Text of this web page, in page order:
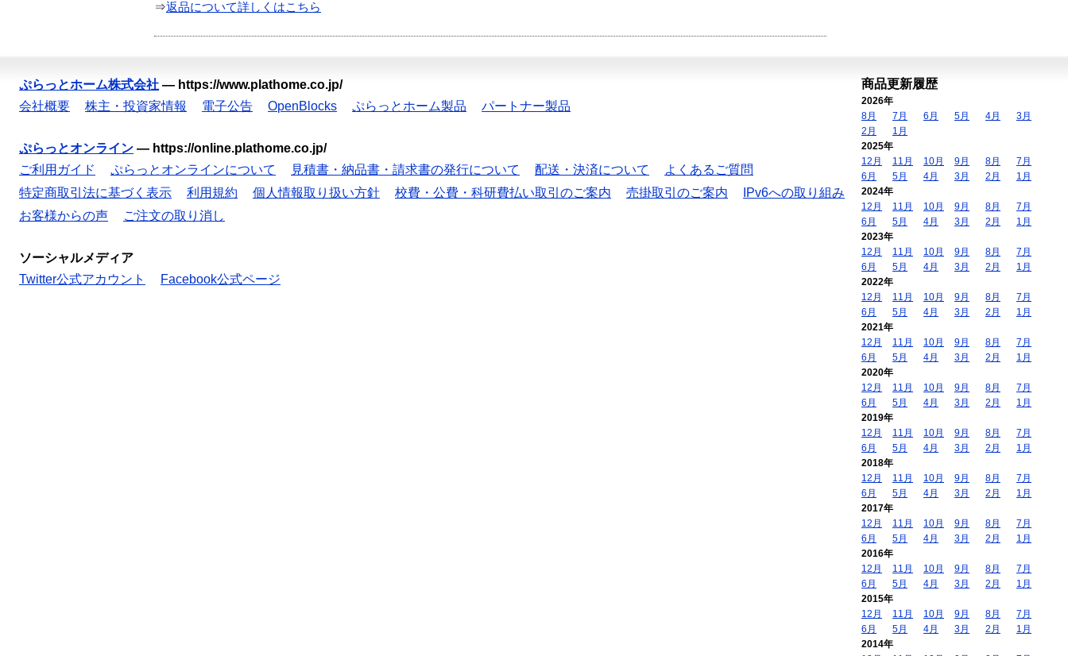
⇒返品について詳しくはこちら
ぷらっとホーム株式会社 — https://www.plathome.co.jp/
会社概要
株主・投資家情報 電子公告 OpenBlocks ぷらっとホーム製品 パートナー製品
ぷらっとオンライン — https://online.plathome.co.jp/
ご利用ガイド
ぷらっとオンラインについて 見積書・納品書・請求書の発行について 配送・決済について
よくあるご質問
特定商取引法に基づく表示
利用規約 個人情報取り扱い方針 校費・公費・科研費払い取引のご案内 売掛取引のご案内
IPv6への取り組み
お客様からの声
ご注文の取り消し
ソーシャルメディア
Twitter公式アカウント
Facebook公式ページ
商品更新履歴
2026年
8月
7月 6月 5月 4月
3月
2月
1月
2025年
12月
11月 10月 9月 8月
7月
6月
5月 4月 3月 2月
1月
2024年
12月
11月 10月 9月 8月
7月
6月
5月 4月 3月 2月
1月
2023年
12月
11月 10月 9月 8月
7月
6月
5月 4月 3月 2月
1月
2022年
12月
11月 10月 9月 8月
7月
6月
5月 4月 3月 2月
1月
2021年
12月
11月 10月 9月 8月
7月
6月
5月 4月 3月 2月
1月
2020年
12月
11月 10月 9月 8月
7月
6月
5月 4月 3月 2月
1月
2019年
12月
11月 10月 9月 8月
7月
6月
5月 4月 3月 2月
1月
2018年
12月
11月 10月 9月 8月
7月
6月
5月 4月 3月 2月
1月
2017年
12月
11月 10月 9月 8月
7月
6月
5月 4月 3月 2月
1月
2016年
12月
11月 10月 9月 8月
7月
6月
5月 4月 3月 2月
1月
2015年
12月
11月 10月 9月 8月
7月
6月
5月 4月 3月 2月
1月
2014年